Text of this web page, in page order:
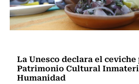
La Unesco declara el
Patrimonio Cultural
Humanidad